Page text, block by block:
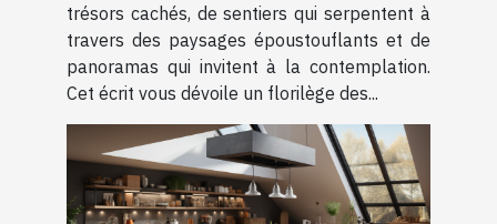
trésors cachés, de sentiers qui serpentent à
travers des paysages époustouflants et de
panoramas qui invitent à la contemplation.
Cet écrit vous dévoile un florilège des...